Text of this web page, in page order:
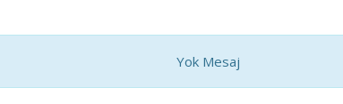
Yok Mesaj